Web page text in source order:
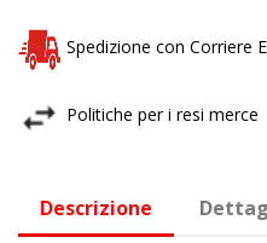
Spedizione con Corriere
Politiche per i resi merce
Descrizione